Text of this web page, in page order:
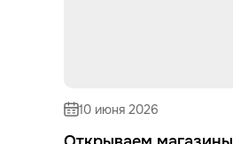
10 июня 2026